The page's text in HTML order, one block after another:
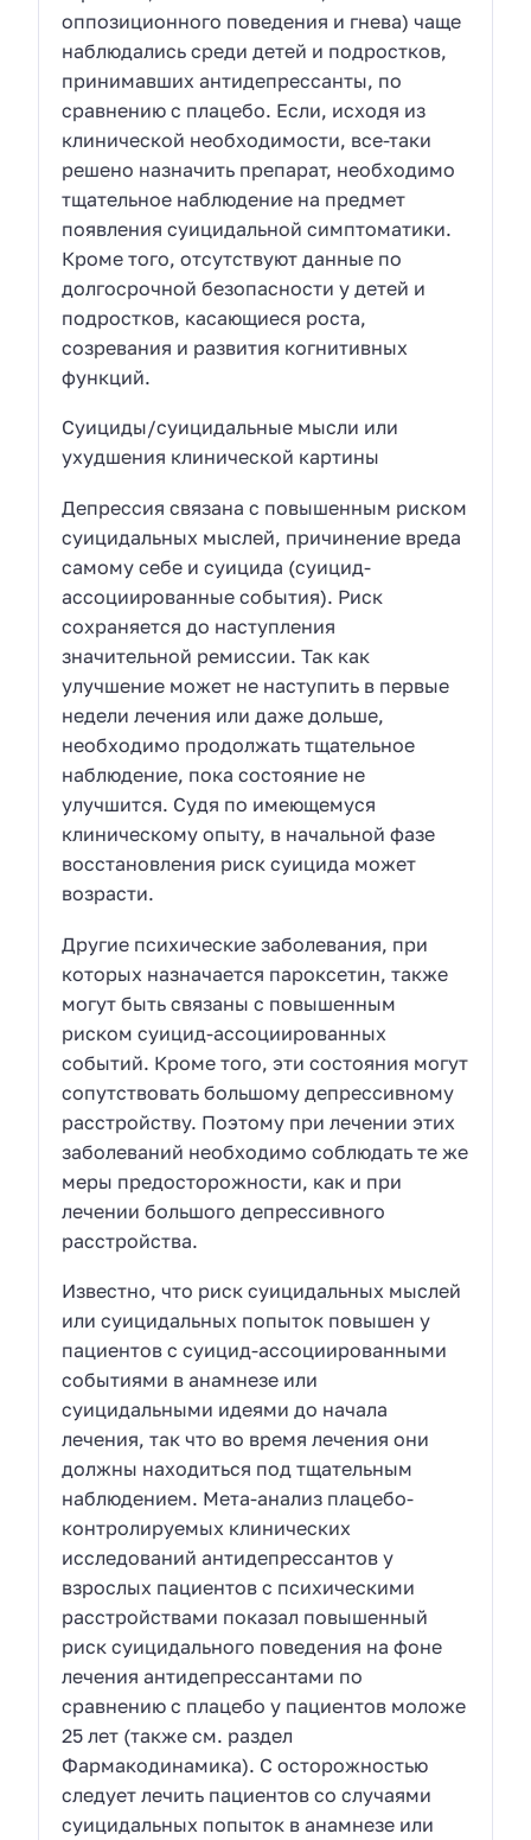
оппозиционного поведения и гнева) чаще
наблюдались среди детей и подростков,
принимавших антидепрессанты, по
сравнению с плацебо. Если, исходя из
клинической необходимости, все-таки
решено назначить препарат, необходимо
тщательное наблюдение на предмет
появления суицидальной симптоматики.
Кроме того, отсутствуют данные по
долгосрочной безопасности у детей и
подростков, касающиеся роста,
созревания и развития когнитивных
функций.
Суициды/суицидальные мысли или
ухудшения клинической картины
Депрессия связана с повышенным риском
суицидальных мыслей, причинение вреда
самому себе и суицида (суицид-
ассоциированные события). Риск
сохраняется до наступления
значительной ремиссии. Так как
улучшение может не наступить в первые
недели лечения или даже дольше,
необходимо продолжать тщательное
наблюдение, пока состояние не
улучшится. Судя по имеющемуся
клиническому опыту, в начальной фазе
восстановления риск суицида может
возрасти.
Другие психические заболевания, при
которых назначается пароксетин, также
могут быть связаны с повышенным
риском суицид-ассоциированных
событий. Кроме того, эти состояния могут
сопутствовать большому депрессивному
расстройству. Поэтому при лечении этих
заболеваний необходимо соблюдать те же
меры предосторожности, как и при
лечении большого депрессивного
расстройства.
Известно, что риск суицидальных мыслей
или суицидальных попыток повышен у
пациентов с суицид-ассоциированными
событиями в анамнезе или
суицидальными идеями до начала
лечения, так что во время лечения они
должны находиться под тщательным
наблюдением. Мета-анализ плацебо-
контролируемых клинических
исследований антидепрессантов у
взрослых пациентов с психическими
расстройствами показал повышенный
риск суицидального поведения на фоне
лечения антидепрессантами по
сравнению с плацебо у пациентов моложе
25 лет (также см. раздел
Фармакодинамика). С осторожностью
следует лечить пациентов со случаями
суицидальных попыток в анамнезе или